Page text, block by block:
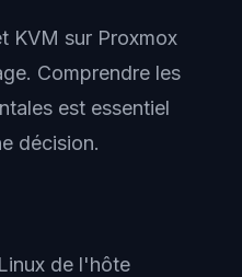
KVM sur Proxmox
Comprendre les
est essentiel
décision.
de l'hôte